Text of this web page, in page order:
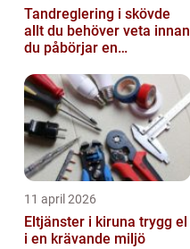
Tandreglering i skövde
allt du behöver veta innan
du påbörjar en
11 april 2026
Eltjänster i kiruna trygg el
i en krävande miljö